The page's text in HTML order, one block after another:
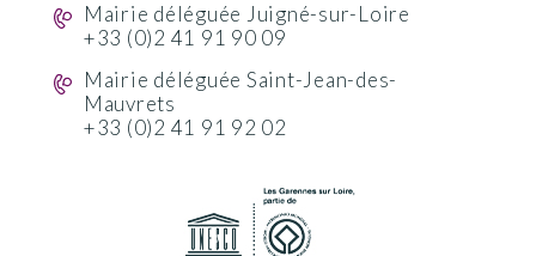
Mairie déléguée Juigné-sur-Loire
+33 (0)2 41 91 90 09
Mairie déléguée Saint-Jean-des-
Mauvrets
+33 (0)2 41 91 92 02